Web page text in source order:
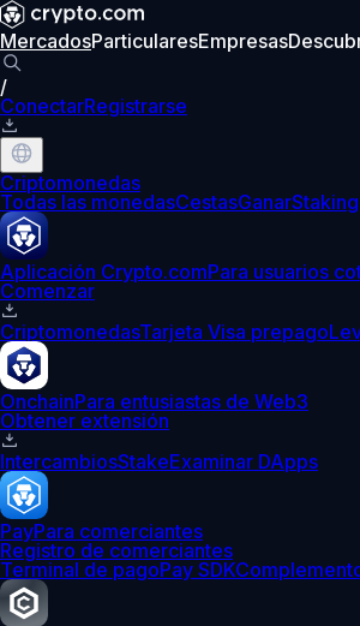
MercadosParticularesEmpresas
/
ConectarRegistrarse
Criptomonedas
Todas las monedasCestasGanarStaking
Aplicación Crypto.comPara usuarios
Comenzar
CriptomonedasTarjeta Visa prepago
OnchainPara entusiastas de Web3
Obtener extensión
IntercambiosStakeExaminar DApps
PayPara comerciantes
Registro de comerciantes
Terminal de pagoPay SDK